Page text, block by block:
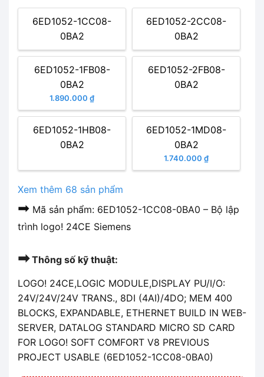
6ED1052-1CC08-
0BA2
6ED1052-2CC08-
0BA2
6ED1052-1FB08-
0BA2
1.890.000 ₫
6ED1052-2FB08-
0BA2
6ED1052-1HB08-
0BA2
6ED1052-1MD08-
0BA2
1.740.000 ₫
Xem thêm 68 sản phẩm
➡ Mã sản phẩm: 6ED1052-1CC08-0BA0 – Bộ lập
trình logo! 24CE Siemens
➡Thông số kỹ thuật:
LOGO! 24CE,LOGIC MODULE,DISPLAY PU/I/O:
24V/24V/24V TRANS., 8DI (4AI)/4DO; MEM 400
BLOCKS, EXPANDABLE, ETHERNET BUILD IN WEB-
SERVER, DATALOG STANDARD MICRO SD CARD
FOR LOGO! SOFT COMFORT V8 PREVIOUS
PROJECT USABLE (6ED1052-1CC08-0BA0)